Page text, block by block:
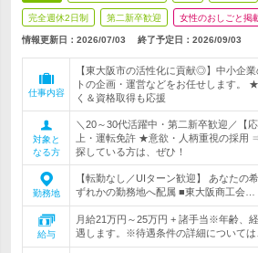
完全週休2日制 第二新卒歓迎 女性のおしごと掲
情報更新日：2026/07/03 終了予定日： 2026/09/03
仕事内容
【東大阪市の活性化に貢献◎】中小企
トの企画・運営などをお任せします。
く＆資格取得も応援
対象と
なる方
＼20～30代活躍中・第二新卒歓迎／【
上・運転免許 ★意欲・人柄重視の採用
探している方は、ぜひ！
勤務地
【転勤なし／UIターン歓迎】 あなたの
ずれかの勤務地へ配属 ■東大阪商工会…
給与
月給21万円～25万円 + 諸手当※年齢、
遇します。※待遇条件の詳細については